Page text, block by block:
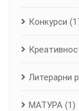
Конкурси
Литерарни
МАТУРА (1)